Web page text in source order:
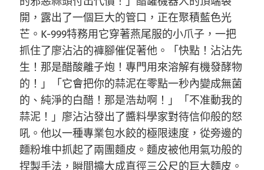
開，露出了一個巨大的管口，正在聚積藍色光
芒。K-999特務用它穿著燕尾服的小爪子，一把
抓住了廖沾沾的褲腳催促著他。「快點！沾沾先
生！那是醋酸離子炮！專門用來溶解有機發酵物
的！」「它會把你的蒜泥在零點一秒內變成無菌
的、純淨的白醋！那是浩劫啊！」「不准動我的
蒜泥！」廖沾沾發出了醬料學家對待信仰般的怒
吼。他以一種專業包水餃的極限速度，從旁邊的
麵粉堆中抓起了兩團麵皮。麵皮被他用氣功般的
捏製手法，瞬間擴大成直徑三公尺的巨大麵皮。